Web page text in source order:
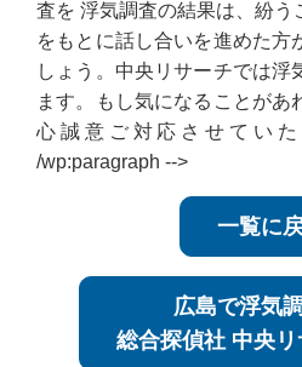
査を 浮気調査の結果は、紛う
をもとに話し合いを進めた方
しょう。中央リサーチでは浮
ます。もし気になることがあ
心誠意ご対応させてい
/wp:paragraph -->
一覧に
広島で浮気
総合探偵社 中央